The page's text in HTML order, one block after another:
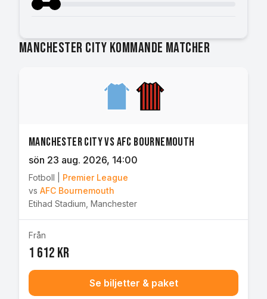
Manchester City kommande matcher
Manchester City vs AFC Bournemouth
sön 23 aug. 2026, 14:00
Fotboll
Premier League
vs AFC Bournemouth
Etihad Stadium Manchester
Från
1 612 kr
Se biljetter & paket